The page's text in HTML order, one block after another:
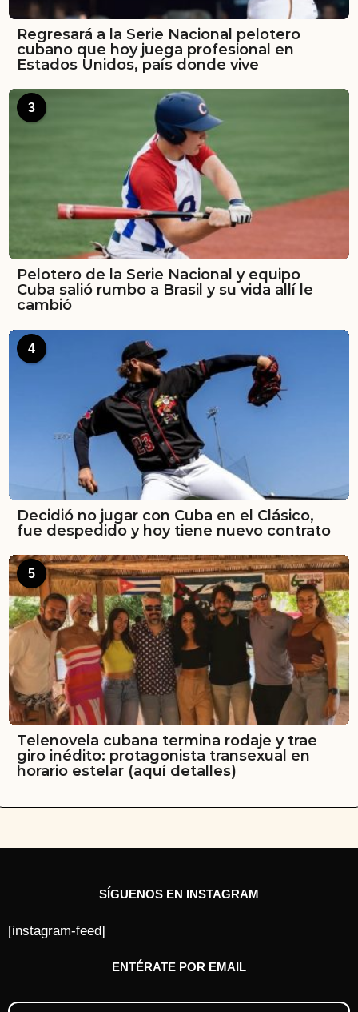
Regresará a la Serie Nacional pelotero
cubano que hoy juega profesional en
Estados Unidos, país donde vive
3
Pelotero de la Serie Nacional y equipo
Cuba salió rumbo a Brasil y su vida allí le
cambió
4
Decidió no jugar con Cuba en el Clásico,
fue despedido y hoy tiene nuevo contrato
5
Telenovela cubana termina rodaje y trae
giro inédito: protagonista transexual en
horario estelar (aquí detalles)
SÍGUENOS EN INSTAGRAM
[instagram-feed]
ENTÉRATE POR EMAIL